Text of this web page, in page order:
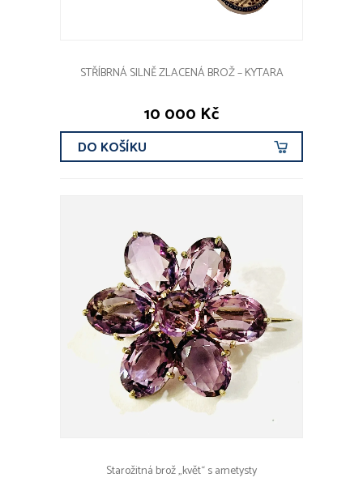
STŘÍBRNÁ SILNĚ ZLACENÁ BROŽ – KYTARA
10 000 Kč
DO KOŠÍKU
Starožitná brož „květ“ s ametysty